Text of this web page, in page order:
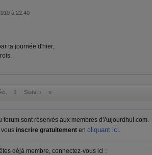
à 22:40
ta journée d'hier;
1 Suiv. › »
forum sont réservés aux membres d'Aujourdhui.com.
inscrire gratuitementen cliquant ici.
déjà membre, connectez-vous ici :